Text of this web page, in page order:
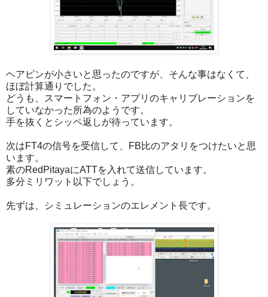
ヘアピンが小さいと思ったのですが、そんな事はなくて、
ほぼ計算通りでした。
どうも、スマートフォン・アプリのキャリブレーションを
していなかった所為のようです。
手を抜くとシッペ返しが待っています。
次はFT4の信号を受信して、FB比のアタリをつけたいと思
います。
素のRedPitayaにATTを入れて送信しています。
多分ミリワット以下でしょう。
先ずは、シミュレーションのエレメント長です。